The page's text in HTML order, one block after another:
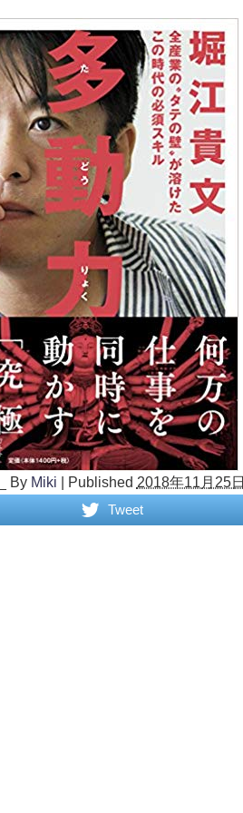
By Miki Published 2018年11月25日
Tweet